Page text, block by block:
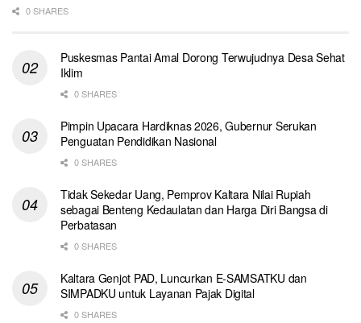
0 SHARES
Puskesmas Pantai Amal Dorong Terwujudnya Desa Sehat
Iklim
0 SHARES
Pimpin Upacara Hardiknas 2026, Gubernur Serukan
Penguatan Pendidikan Nasional
0 SHARES
Tidak Sekedar Uang, Pemprov Kaltara Nilai Rupiah
sebagai Benteng Kedaulatan dan Harga Diri Bangsa di
Perbatasan
0 SHARES
Kaltara Genjot PAD, Luncurkan E-SAMSATKU dan
SIMPADKU untuk Layanan Pajak Digital
0 SHARES